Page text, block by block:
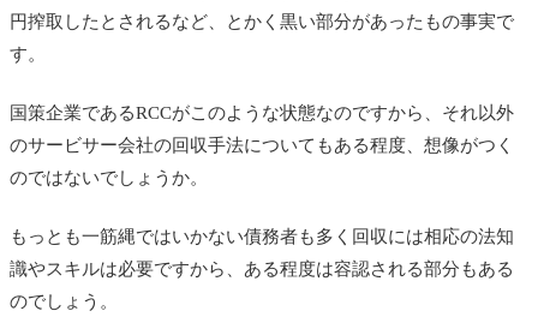
円搾取したとされるなど、とかく黒い部分があったもの事実で
す。
国策企業であるRCCがこのような状態なのですから、それ以外
のサービサー会社の回収手法についてもある程度、想像がつく
のではないでしょうか。
もっとも一筋縄ではいかない債務者も多く回収には相応の法知
識やスキルは必要ですから、ある程度は容認される部分もある
のでしょう。